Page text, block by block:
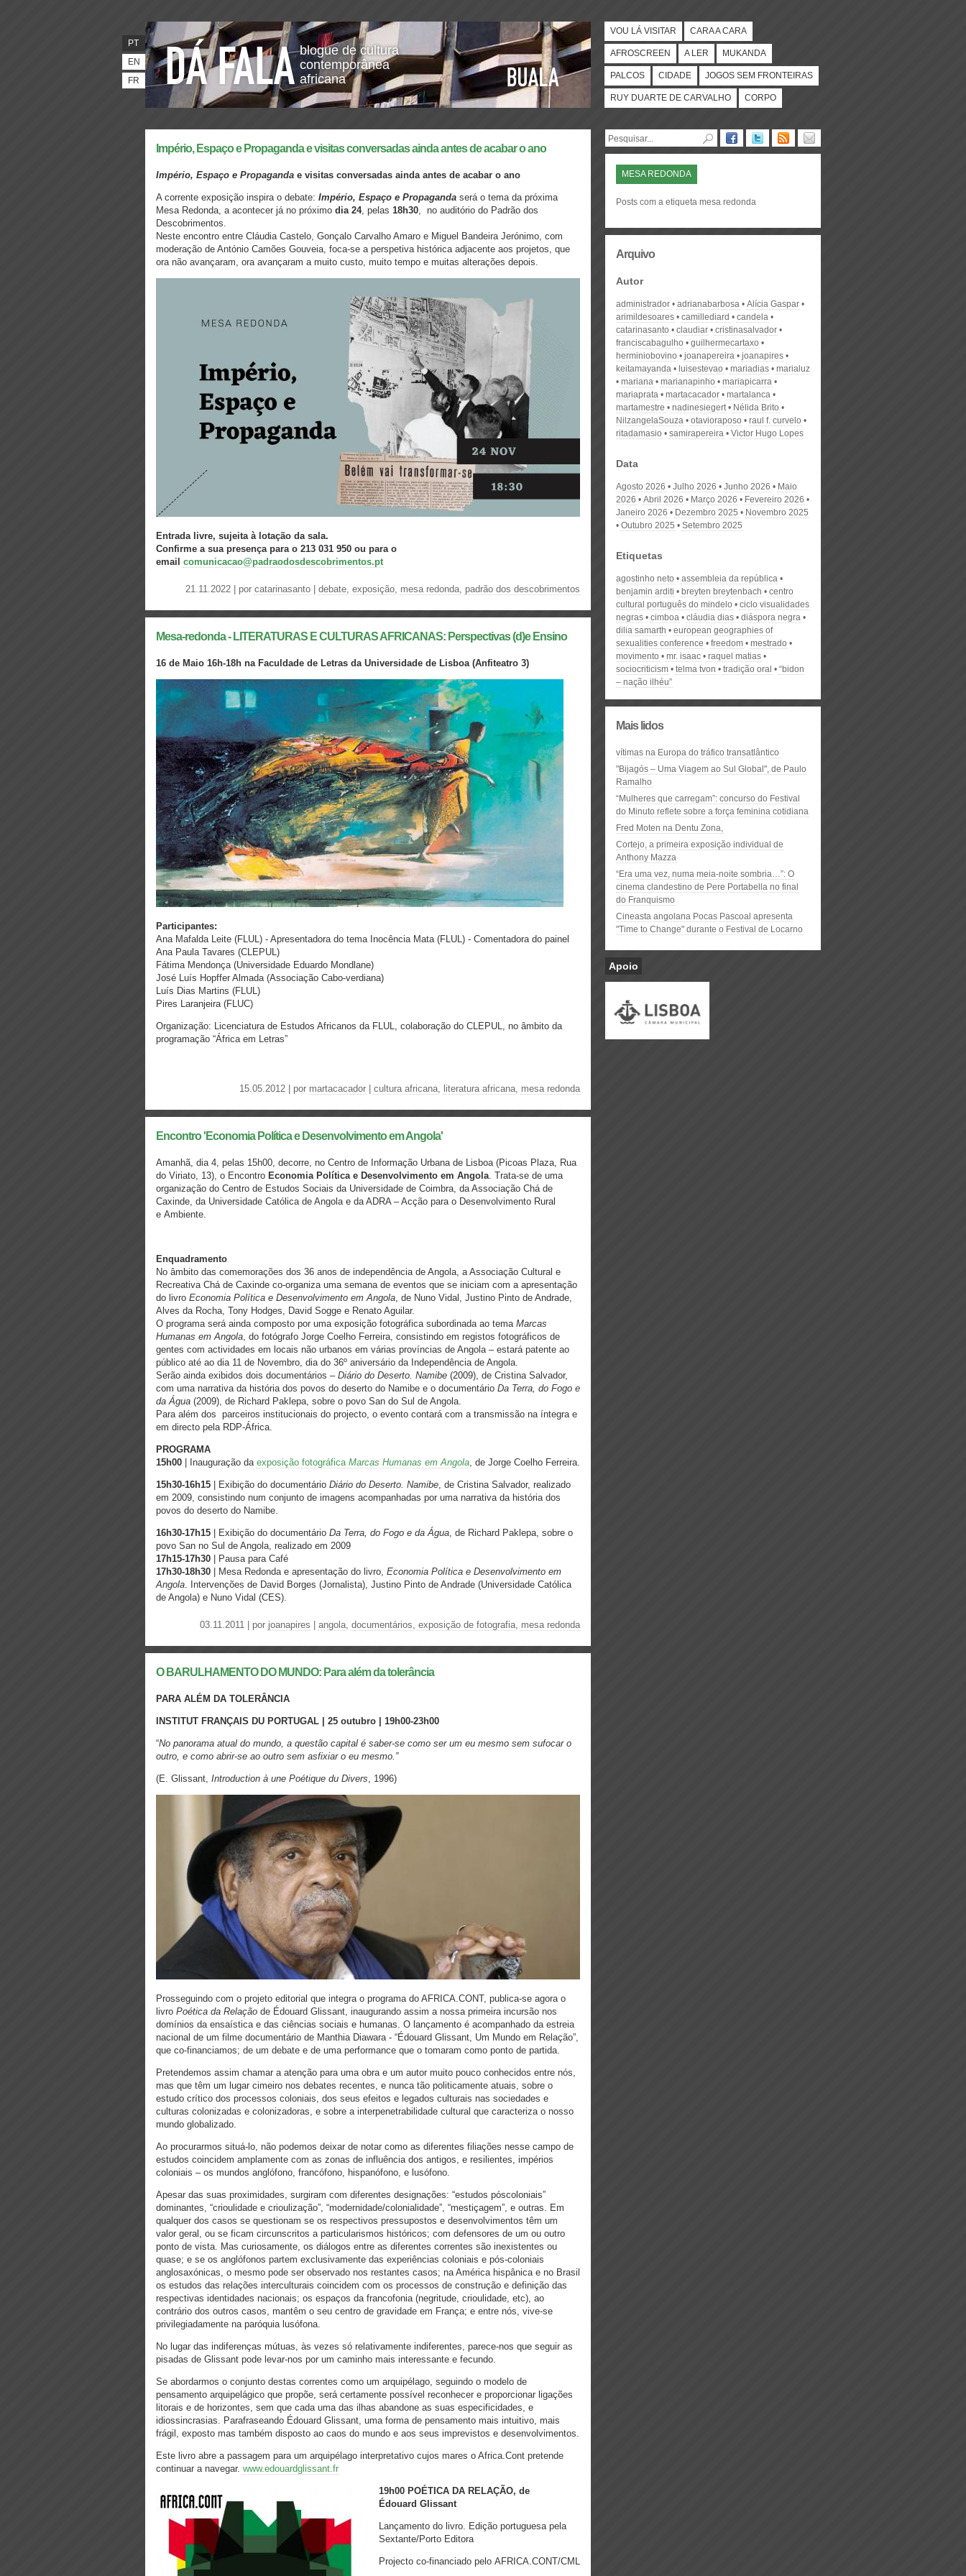
blogue de cultura
contemporânea
africana
PT
EN
FR
VOU LÁ VISITAR CARA A CARA
AFROSCREEN A LER MUKANDA
PALCOS CIDADE JOGOS SEM FRONTEIRAS
RUY DUARTE DE CARVALHO CORPO
Império, Espaço e Propaganda e visitas conversadas ainda antes de acabar o ano
Império, Espaço e Propaganda e visitas conversadas ainda antes de acabar o ano
A corrente exposição inspira o debate: Império, Espaço e Propaganda será o tema da próxima
Mesa Redonda, a acontecer já no próximo dia 24, pelas 18h30, no auditório do Padrão dos
Descobrimentos.
Neste encontro entre Cláudia Castelo, Gonçalo Carvalho Amaro e Miguel Bandeira Jerónimo, com
moderação de António Camões Gouveia, foca-se a perspetiva histórica adjacente aos projetos, que
ora não avançaram, ora avançaram a muito custo, muito tempo e muitas alterações depois.
Entrada livre, sujeita à lotação da sala.
Confirme a sua presença para o 213 031 950 ou para o
email comunicacao@padraodosdescobrimentos.pt
21.11.2022 | por catarinasanto debate, exposição, mesa redonda, padrão dos descobrimentos
Mesa-redonda - LITERATURAS E CULTURAS AFRICANAS: Perspectivas (d)e Ensino
16 de Maio 16h-18h na Faculdade de Letras da Universidade de Lisboa (Anfiteatro 3)
Participantes:
Ana Mafalda Leite (FLUL) - Apresentadora do tema Inocência Mata (FLUL) - Comentadora do painel
Ana Paula Tavares (CLEPUL)
Fátima Mendonça (Universidade Eduardo Mondlane)
José Luís Hopffer Almada (Associação Cabo-verdiana)
Luís Dias Martins (FLUL)
Pires Laranjeira (FLUC)
Organização: Licenciatura de Estudos Africanos da FLUL, colaboração do CLEPUL, no âmbito da
programação “África em Letras”
15.05.2012 | por martacacador cultura africana, literatura africana, mesa redonda
Encontro 'Economia Política e Desenvolvimento em Angola'
Amanhã, dia 4, pelas 15h00, decorre, no Centro de Informação Urbana de Lisboa (Picoas Plaza, Rua
do Viriato, 13), o Encontro Economia Política e Desenvolvimento em Angola. Trata-se de uma
organização do Centro de Estudos Sociais da Universidade de Coimbra, da Associação Chá de
Caxinde, da Universidade Católica de Angola e da ADRA – Acção para o Desenvolvimento Rural
e Ambiente.
Enquadramento
No âmbito das comemorações dos 36 anos de independência de Angola, a Associação Cultural e
Recreativa Chá de Caxinde co-organiza uma semana de eventos que se iniciam com a apresentação
do livro Economia Política e Desenvolvimento em Angola, de Nuno Vidal, Justino Pinto de Andrade,
Alves da Rocha, Tony Hodges, David Sogge e Renato Aguilar.
O programa será ainda composto por uma exposição fotográfica subordinada ao tema Marcas
Humanas em Angola, do fotógrafo Jorge Coelho Ferreira, consistindo em registos fotográficos de
gentes com actividades em locais não urbanos em várias províncias de Angola – estará patente ao
público até ao dia 11 de Novembro, dia do 36º aniversário da Independência de Angola.
Serão ainda exibidos dois documentários – Diário do Deserto. Namibe (2009), de Cristina Salvador,
com uma narrativa da história dos povos do deserto do Namibe e o documentário Da Terra, do Fogo e
da Água (2009), de Richard Paklepa, sobre o povo San do Sul de Angola.
Para além dos parceiros institucionais do projecto, o evento contará com a transmissão na íntegra e
em directo pela RDP-África.
PROGRAMA
15h00 | Inauguração da exposição fotográfica Marcas Humanas em Angola, de Jorge Coelho Ferreira.
15h30-16h15 | Exibição do documentário Diário do Deserto. Namibe, de Cristina Salvador, realizado
em 2009, consistindo num conjunto de imagens acompanhadas por uma narrativa da história dos
povos do deserto do Namibe.
16h30-17h15 | Exibição do documentário Da Terra, do Fogo e da Água, de Richard Paklepa, sobre o
povo San no Sul de Angola, realizado em 2009
17h15-17h30 | Pausa para Café
17h30-18h30 | Mesa Redonda e apresentação do livro, Economia Política e Desenvolvimento em
Angola. Intervenções de David Borges (Jornalista), Justino Pinto de Andrade (Universidade Católica
de Angola) e Nuno Vidal (CES).
03.11.2011 | por joanapires angola, documentários, exposição de fotografia, mesa redonda
O BARULHAMENTO DO MUNDO: Para além da tolerância
PARA ALÉM DA TOLERÂNCIA
INSTITUT FRANÇAIS DU PORTUGAL | 25 outubro | 19h00-23h00
“No panorama atual do mundo, a questão capital é saber-se como ser um eu mesmo sem sufocar o
outro, e como abrir-se ao outro sem asfixiar o eu mesmo.”
(E. Glissant, Introduction à une Poétique du Divers, 1996)
Prosseguindo com o projeto editorial que integra o programa do AFRICA.CONT, publica-se agora o
livro Poética da Relação de Édouard Glissant, inaugurando assim a nossa primeira incursão nos
domínios da ensaística e das ciências sociais e humanas. O lançamento é acompanhado da estreia
nacional de um filme documentário de Manthia Diawara - “Édouard Glissant, Um Mundo em Relação”,
que co-financiamos; de um debate e de uma performance que o tomaram como ponto de partida.
Pretendemos assim chamar a atenção para uma obra e um autor muito pouco conhecidos entre nós,
mas que têm um lugar cimeiro nos debates recentes, e nunca tão politicamente atuais, sobre o
estudo crítico dos processos coloniais, dos seus efeitos e legados culturais nas sociedades e
culturas colonizadas e colonizadoras, e sobre a interpenetrabilidade cultural que caracteriza o nosso
mundo globalizado.
Ao procurarmos situá-lo, não podemos deixar de notar como as diferentes filiações nesse campo de
estudos coincidem amplamente com as zonas de influência dos antigos, e resilientes, impérios
coloniais – os mundos anglófono, francófono, hispanófono, e lusófono.
Apesar das suas proximidades, surgiram com diferentes designações: “estudos póscoloniais”
dominantes, “crioulidade e crioulização”, “modernidade/colonialidade”, “mestiçagem”, e outras. Em
qualquer dos casos se questionam se os respectivos pressupostos e desenvolvimentos têm um
valor geral, ou se ficam circunscritos a particularismos históricos; com defensores de um ou outro
ponto de vista. Mas curiosamente, os diálogos entre as diferentes correntes são inexistentes ou
quase; e se os anglófonos partem exclusivamente das experiências coloniais e pós-coloniais
anglosaxónicas, o mesmo pode ser observado nos restantes casos; na América hispânica e no Brasil
os estudos das relações interculturais coincidem com os processos de construção e definição das
respectivas identidades nacionais; os espaços da francofonia (negritude, crioulidade, etc), ao
contrário dos outros casos, mantêm o seu centro de gravidade em França; e entre nós, vive-se
privilegiadamente na paróquia lusófona.
No lugar das indiferenças mútuas, às vezes só relativamente indiferentes, parece-nos que seguir as
pisadas de Glissant pode levar-nos por um caminho mais interessante e fecundo.
Se abordarmos o conjunto destas correntes como um arquipélago, seguindo o modelo de
pensamento arquipelágico que propõe, será certamente possível reconhecer e proporcionar ligações
litorais e de horizontes, sem que cada uma das ilhas abandone as suas especificidades, e
idiossincrasias. Parafraseando Édouard Glissant, uma forma de pensamento mais intuitivo, mais
frágil, exposto mas também disposto ao caos do mundo e aos seus imprevistos e desenvolvimentos.
Este livro abre a passagem para um arquipélago interpretativo cujos mares o Africa.Cont pretende
continuar a navegar. www.edouardglissant.fr
19h00 POÉTICA DA RELAÇÃO, de
Édouard Glissant
Lançamento do livro. Edição portuguesa pela
Sextante/Porto Editora
Projecto co-financiado pelo AFRICA.CONT/CML
MESA REDONDA
Posts com a etiqueta mesa redonda
Arquivo
Autor
administrador adrianabarbosa
Alícia Gaspar
arimildesoares
camillediard
candela
catarinasanto
claudiar
cristinasalvador
franciscabagulho
guilhermecartaxo
herminiobovino
joanapereira
joanapires
keitamayanda
luisestevao mariadias
marialuz
mariana
marianapinho
mariapicarra
mariaprata
martacacador
martalanca
martamestre
nadinesiegert
Nélida Brito
NilzangelaSouza
otavioraposo
raul f. curvelo
ritadamasio
samirapereira Victor Hugo Lopes
Data
Agosto 2026 Julho 2026 Junho 2026
Maio
2026
Abril 2026 Março 2026
Fevereiro 2026
Janeiro 2026
Dezembro 2025
Novembro 2025
Outubro 2025
Setembro 2025
Etiquetas
agostinho neto
assembleia da república
benjamin arditi
breyten breytenbach
centro
cultural português do mindelo
ciclo visualidades
negras
cimboa cláudia dias
diáspora negra
dilia samarth
european geographies of
sexualities conference
freedom
mestrado
movimento
mr. isaac
raquel matias
sociocriticism
telma tvon tradição oral
“bidon
– nação ilhéu”
Mais lidos
vítimas na Europa do tráfico transatlântico
"Bijagós – Uma Viagem ao Sul Global", de Paulo
Ramalho
“Mulheres que carregam”: concurso do Festival
do Minuto reflete sobre a força feminina cotidiana
Fred Moten na Dentu Zona,
Cortejo, a primeira exposição individual de
Anthony Mazza
“Era uma vez, numa meia-noite sombria…”: O
cinema clandestino de Pere Portabella no final
do Franquismo
Cineasta angolana Pocas Pascoal apresenta
"Time to Change" durante o Festival de Locarno
Apoio